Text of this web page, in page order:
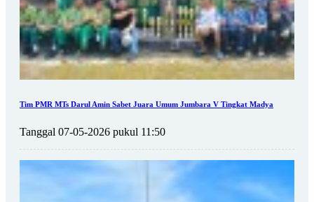
Tim PMR MTs Darul Amin Sabet Juara Umum Jumbara V Tingkat Madya
Tanggal 07-05-2026 pukul 11:50